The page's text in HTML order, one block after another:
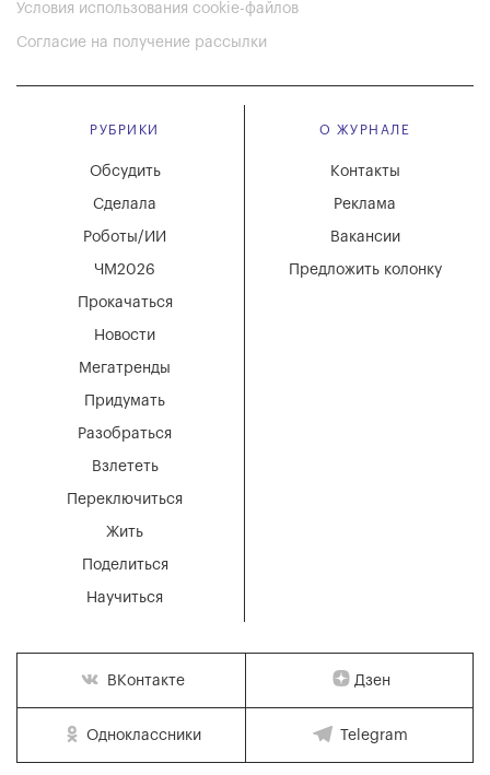
Условия использования cookie-файлов
Согласие на получение рассылки
РУБРИКИ
Мегатренды
Придумать
Разобраться
Взлететь
Новости
Переключиться
Жить
Поделиться
Научиться
Обсудить
Сделала
Роботы/ИИ
ЧМ2026
Прокачаться
О ЖУРНАЛЕ
Вакансии
Реклама
Контакты
Предложить колонку
ВКонтакте Дзен
Одноклассники Telegram